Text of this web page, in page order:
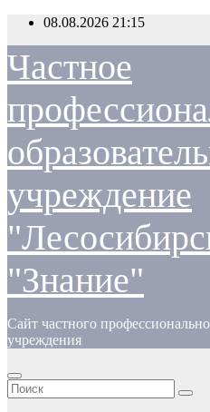
Перейти
содержимому
08.08.2026 21:15
Частное
учреждение
"Знание"
Сайт частного
учреждения